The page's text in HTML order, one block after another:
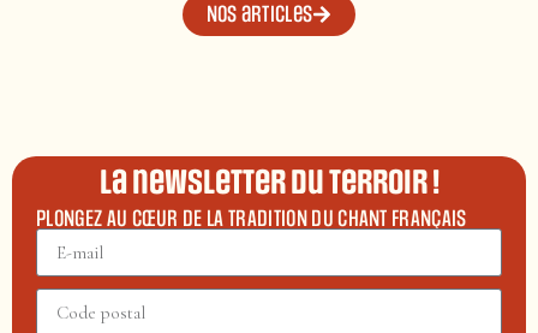
Nos articles
La newsletter du terroir !
PLONGEZ AU CŒUR DE LA TRADITION DU CHANT FRANÇAIS